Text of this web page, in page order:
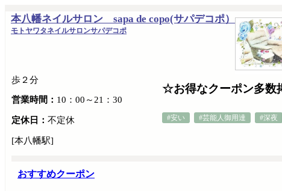
本八幡ネイルサロン sapa de copo(サパデコポ）
モトヤワタネイルサロンサパデコポ
☆お得なクーポン多
#安い #芸能人御用達 #深夜
歩２分
営業時間： 10：00～21：30
定休日： 不定休
[本八幡駅]
おすすめクーポン